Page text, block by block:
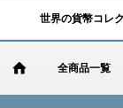
世界の貨幣コレ
全商品一覧